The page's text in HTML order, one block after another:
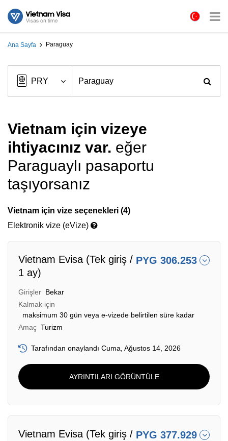
Ana Sayfa Paraguay
Vietnam için vizeye
ihtiyacınız var. eğer
Paraguaylı pasaportu
taşıyorsanız
Vietnam için vize seçenekleri (4)
Elektronik vize (eVize)
Vietnam Evisa (Tek giriş /
1 ay)
PYG 306.253
Girişler Bekar
Kalmak için
maksimum 30 gün veya e-vizede belirtilen süre kadar
Amaç Turizm
Tarafından onaylandı Cuma, Ağustos 14, 2026
AYRINTILARI GÖRÜNTÜLE
Vietnam Evisa (Tek giriş / PYG 377.929